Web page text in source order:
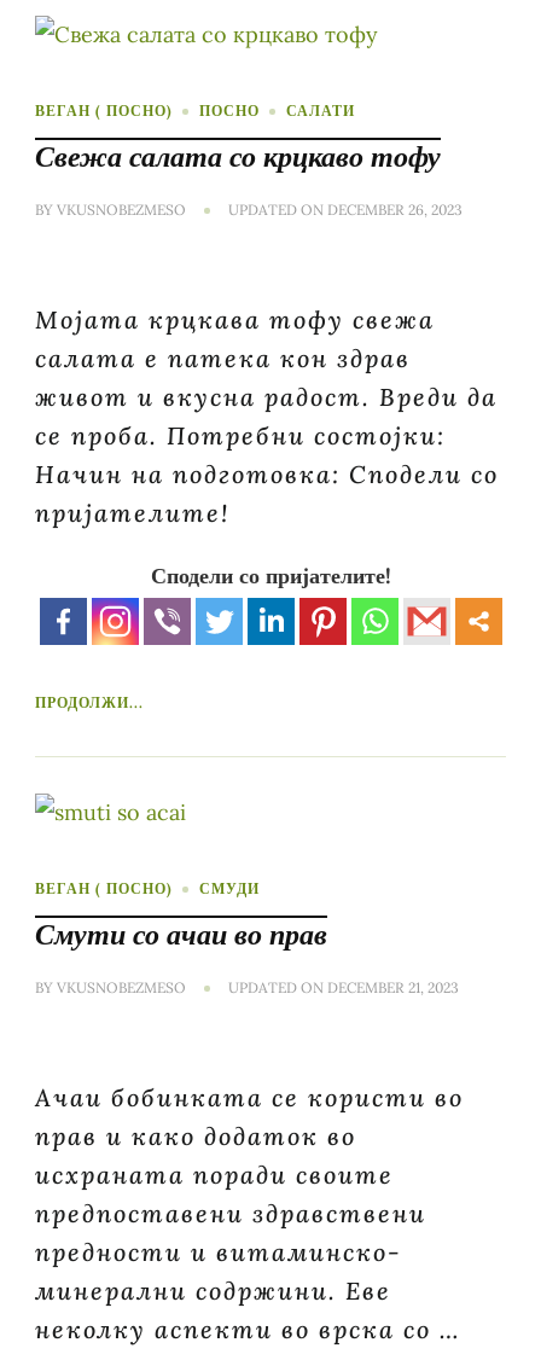
ВЕГАН ( ПОСНО) ПОСНО САЛАТИ
Свежа салата со крцкаво тофу
BY VKUSNOBEZMESO UPDATED ON DECEMBER 26, 2023
Мојата крцкава тофу свежа
салата е патека кон здрав
живот и вкусна радост. Вреди да
се проба. Потребни состојки:
Начин на подготовка: Сподели со
пријателите!
Сподели со пријателите!
ПРОДОЛЖИ...
ВЕГАН ( ПОСНО) СМУДИ
Смути со ачаи во прав
BY VKUSNOBEZMESO UPDATED ON DECEMBER 21, 2023
Ачаи бобинката се користи во
прав и како додаток во
исхраната поради своите
предпоставени здравствени
предности и витаминско-
минерални содржини. Еве
неколку аспекти во врска со …